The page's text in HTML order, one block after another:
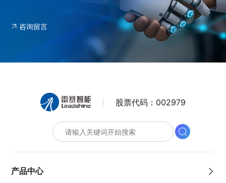
咨询留言
股票代码： 002979
产品中心